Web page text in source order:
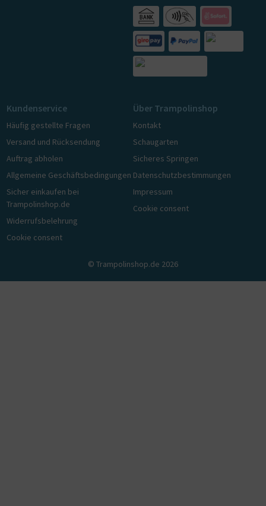
Kundenservice
Häufig gestellte Fragen
Versand und Rücksendung
Auftrag abholen
Allgemeine Geschäftsbedingungen
Sicher einkaufen bei
Trampolinshop.de
Widerrufsbelehrung
Cookie consent
Über Trampolinshop
Kontakt
Schaugarten
Sicheres Springen
Datenschutzbestimmungen
Impressum
Cookie consent
© Trampolinshop.de 2026